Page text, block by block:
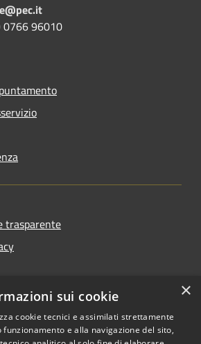
0766 96010
trasparente
×
sui cookie
cookie tecnici e assimilati strettamente
e alla navigazione del sito,